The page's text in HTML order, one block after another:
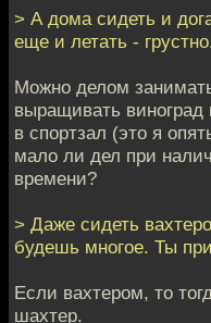
> А дома сидеть и
еще и летать -
Можно делом
выращивать виноград
в спортзал (это я
мало ли дел при
времени?
> Даже сидеть
будешь многое. Ты
Если вахтером, то
шахтер.